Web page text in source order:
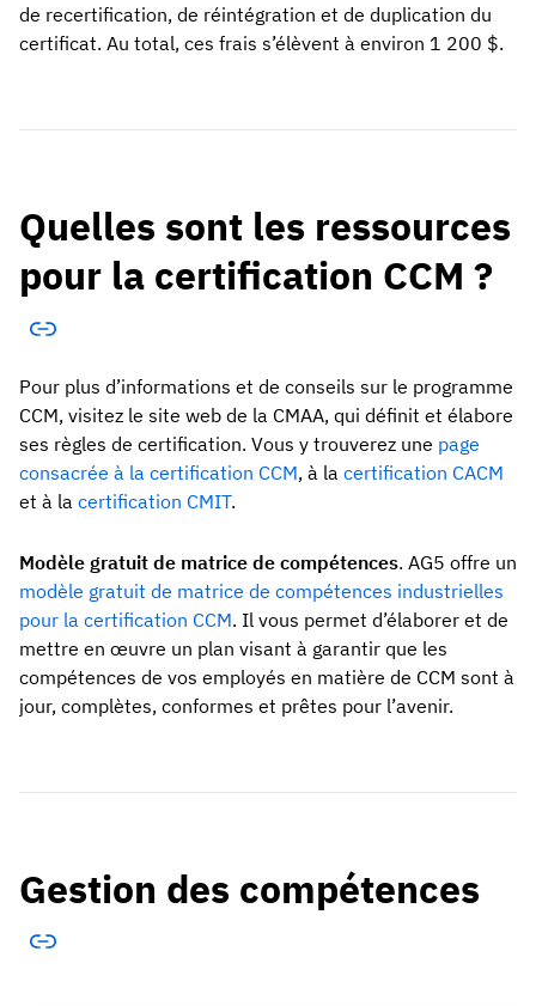
de recertification, de réintégration et de duplication du
certificat. Au total, ces frais s’élèvent à environ 1 200 $.
Quelles sont les ressources
pour la certification CCM ?
Pour plus d’informations et de conseils sur le programme
CCM, visitez le site web de la CMAA, qui définit et élabore
ses règles de certification. Vous y trouverez une page
consacrée à la certification CCM, à la certification CACM
et à la certification CMIT.
Modèle gratuit de matrice de compétences. AG5 offre un
modèle gratuit de matrice de compétences industrielles
pour la certification CCM. Il vous permet d’élaborer et de
mettre en œuvre un plan visant à garantir que les
compétences de vos employés en matière de CCM sont à
jour, complètes, conformes et prêtes pour l’avenir.
Gestion des compétences